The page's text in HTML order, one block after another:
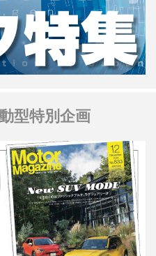
ルマ売却を実現してく
幸いです。 →【当サイト
】カーセンサーの一括査
今すぐ調べる！ クルマ
型特別企画